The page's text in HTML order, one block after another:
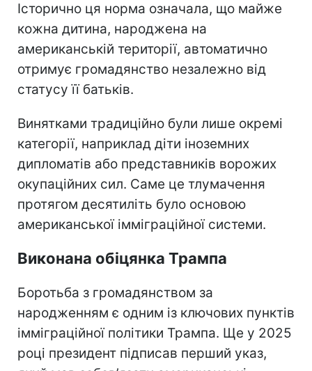
Історично ця норма означала, що майже
кожна дитина, народжена на
американській території, автоматично
отримує громадянство незалежно від
статусу її батьків.
Винятками традиційно були лише окремі
категорії, наприклад діти іноземних
дипломатів або представників ворожих
окупаційних сил. Саме це тлумачення
протягом десятиліть було основою
американської імміграційної системи.
Виконана обіцянка Трампа
Боротьба з громадянством за
народженням є одним із ключових пунктів
імміграційної політики Трампа. Ще у 2025
році президент підписав перший указ,